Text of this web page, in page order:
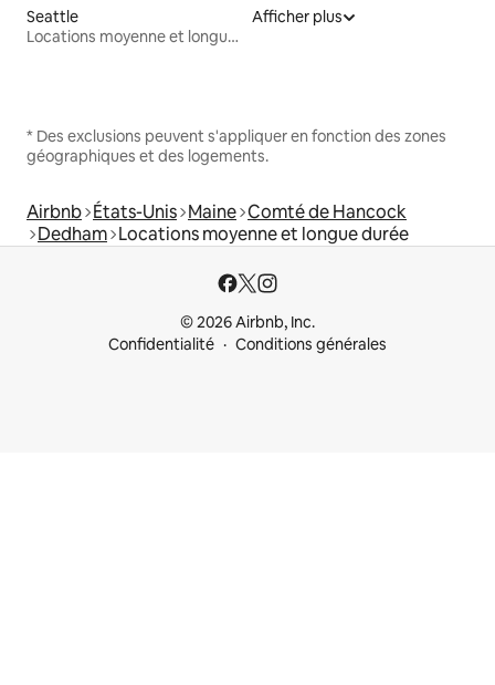
Seattle
Locations moyenne et longue durée
Afficher plus
* Des exclusions peuvent s'appliquer en fonction des zones
géographiques et des logements.
Airbnb États-Unis Maine Comté de Hancock
Dedham Locations moyenne et longue durée
© 2026 Airbnb, Inc.
Confidentialité
Conditions générales